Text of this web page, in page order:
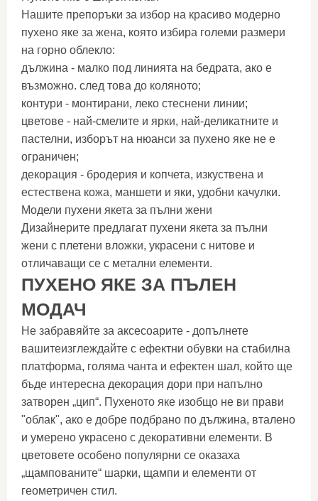
Нашите препоръки за избор на красиво модерно
пухено яке за жена, която избира големи размери
на горно облекло:
дължина - малко под линията на бедрата, ако е
възможно. след това до коляното;
контури - монтирани, леко стеснени линии;
цветове - най-смелите и ярки, най-деликатните и
пастелни, изборът на нюанси за пухено яке не е
ограничен;
декорация - бродерия и копчета, изкуствена и
естествена кожа, маншети и яки, удобни качулки.
Модели пухени якета за пълни жени
Дизайнерите предлагат пухени якета за пълни
жени с плетени вложки, украсени с нитове и
отличаващи се с метални елементи.
ПУХЕНО ЯКЕ ЗА ПЪЛЕН
МОДАЧ
Не забравяйте за аксесоарите - допълнете
вашитеизглеждайте с ефектни обувки на стабилна
платформа, голяма чанта и ефектен шал, който ще
бъде интересна декорация дори при напълно
затворен „цип“. Пухеното яке изобщо не ви прави
"облак", ако е добре подбрано по дължина, вталено
и умерено украсено с декоративни елементи. В
цветовете особено популярни се оказаха
„щампованите“ шарки, щампи и елементи от
геометричен стил.